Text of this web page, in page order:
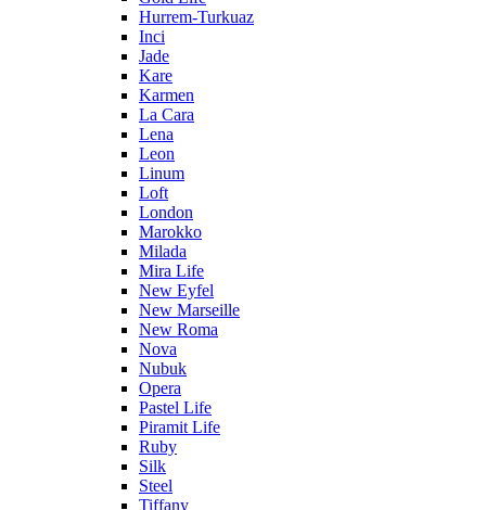
Hurrem-Turkuaz
Inci
Jade
Kare
Karmen
La Cara
Lena
Leon
Linum
Loft
London
Marokko
Milada
Mira Life
New Eyfel
New Marseille
New Roma
Nova
Nubuk
Opera
Pastel Life
Piramit Life
Ruby
Silk
Steel
Tiffany